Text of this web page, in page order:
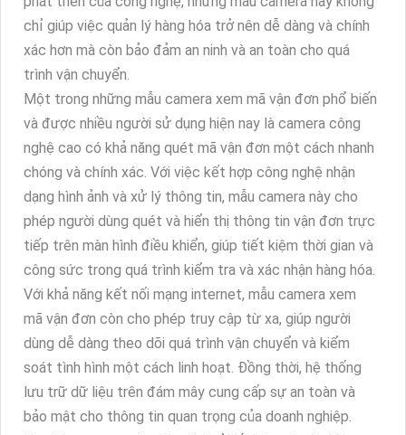
chỉ giúp việc quản lý hàng hóa trở nên dễ dàng và chính
xác hơn mà còn bảo đảm an ninh và an toàn cho quá
trình vận chuyển.
Một trong những mẫu camera xem mã vận đơn phổ biến
và được nhiều người sử dụng hiện nay là camera công
nghệ cao có khả năng quét mã vận đơn một cách nhanh
chóng và chính xác. Với việc kết hợp công nghệ nhận
dạng hình ảnh và xử lý thông tin, mẫu camera này cho
phép người dùng quét và hiển thị thông tin vận đơn trực
tiếp trên màn hình điều khiển, giúp tiết kiệm thời gian và
công sức trong quá trình kiểm tra và xác nhận hàng hóa.
Với khả năng kết nối mạng internet, mẫu camera xem
mã vận đơn còn cho phép truy cập từ xa, giúp người
dùng dễ dàng theo dõi quá trình vận chuyển và kiểm
soát tình hình một cách linh hoạt. Đồng thời, hệ thống
lưu trữ dữ liệu trên đám mây cung cấp sự an toàn và
bảo mật cho thông tin quan trọng của doanh nghiệp.